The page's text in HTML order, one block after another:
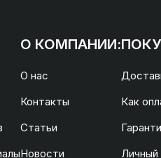
О КОМПАНИИ:
О нас
Контакты
Статьи
Новости
Как
Личный